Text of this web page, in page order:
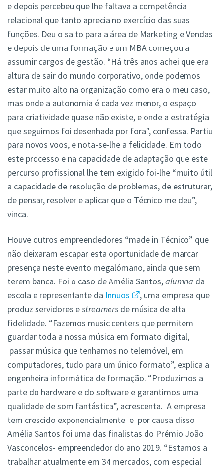
e depois percebeu que lhe faltava a competência
relacional que tanto aprecia no exercício das suas
funções. Deu o salto para a área de Marketing e Vendas
e depois de uma formação e um MBA começou a
assumir cargos de gestão. “Há três anos achei que era
altura de sair do mundo corporativo, onde podemos
estar muito alto na organização como era o meu caso,
mas onde a autonomia é cada vez menor, o espaço
para criatividade quase não existe, e onde a estratégia
que seguimos foi desenhada por fora”, confessa. Partiu
para novos voos, e nota-se-lhe a felicidade. Em todo
este processo e na capacidade de adaptação que este
percurso profissional lhe tem exigido foi-lhe “muito útil
a capacidade de resolução de problemas, de estruturar,
de pensar, resolver e aplicar que o Técnico me deu”,
vinca.
Houve outros empreendedores “made in Técnico” que
não deixaram escapar esta oportunidade de marcar
presença neste evento megalómano, ainda que sem
terem banca. Foi o caso de Amélia Santos,alumna da
escola e representante da Innuos
, uma empresa que
produz servidores estreamers de música de alta
fidelidade. “Fazemos music centers que permitem
guardar toda a nossa música em formato digital,
passar música que tenhamos no telemóvel, em
computadores, tudo para um único formato”, explica a
engenheira informática de formação. “Produzimos a
parte do hardware e do software e garantimos uma
qualidade de som fantástica”, acrescenta. A empresa
tem crescido exponencialmente e por causa disso
Amélia Santos foi uma das finalistas do Prémio João
Vasconcelos- empreendedor do ano 2019. “Estamos a
trabalhar atualmente em 34 mercados, com especial